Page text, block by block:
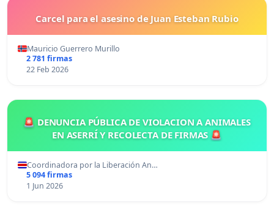
Carcel para el asesino de Juan Esteban Rubio
Mauricio Guerrero Murillo
2 781 firmas
22 Feb 2026
🚨 DENUNCIA PÚBLICA DE VIOLACION A ANIMALES
EN ASERRÍ Y RECOLECTA DE FIRMAS 🚨
Coordinadora por la Liberación An…
5 094 firmas
1 Jun 2026